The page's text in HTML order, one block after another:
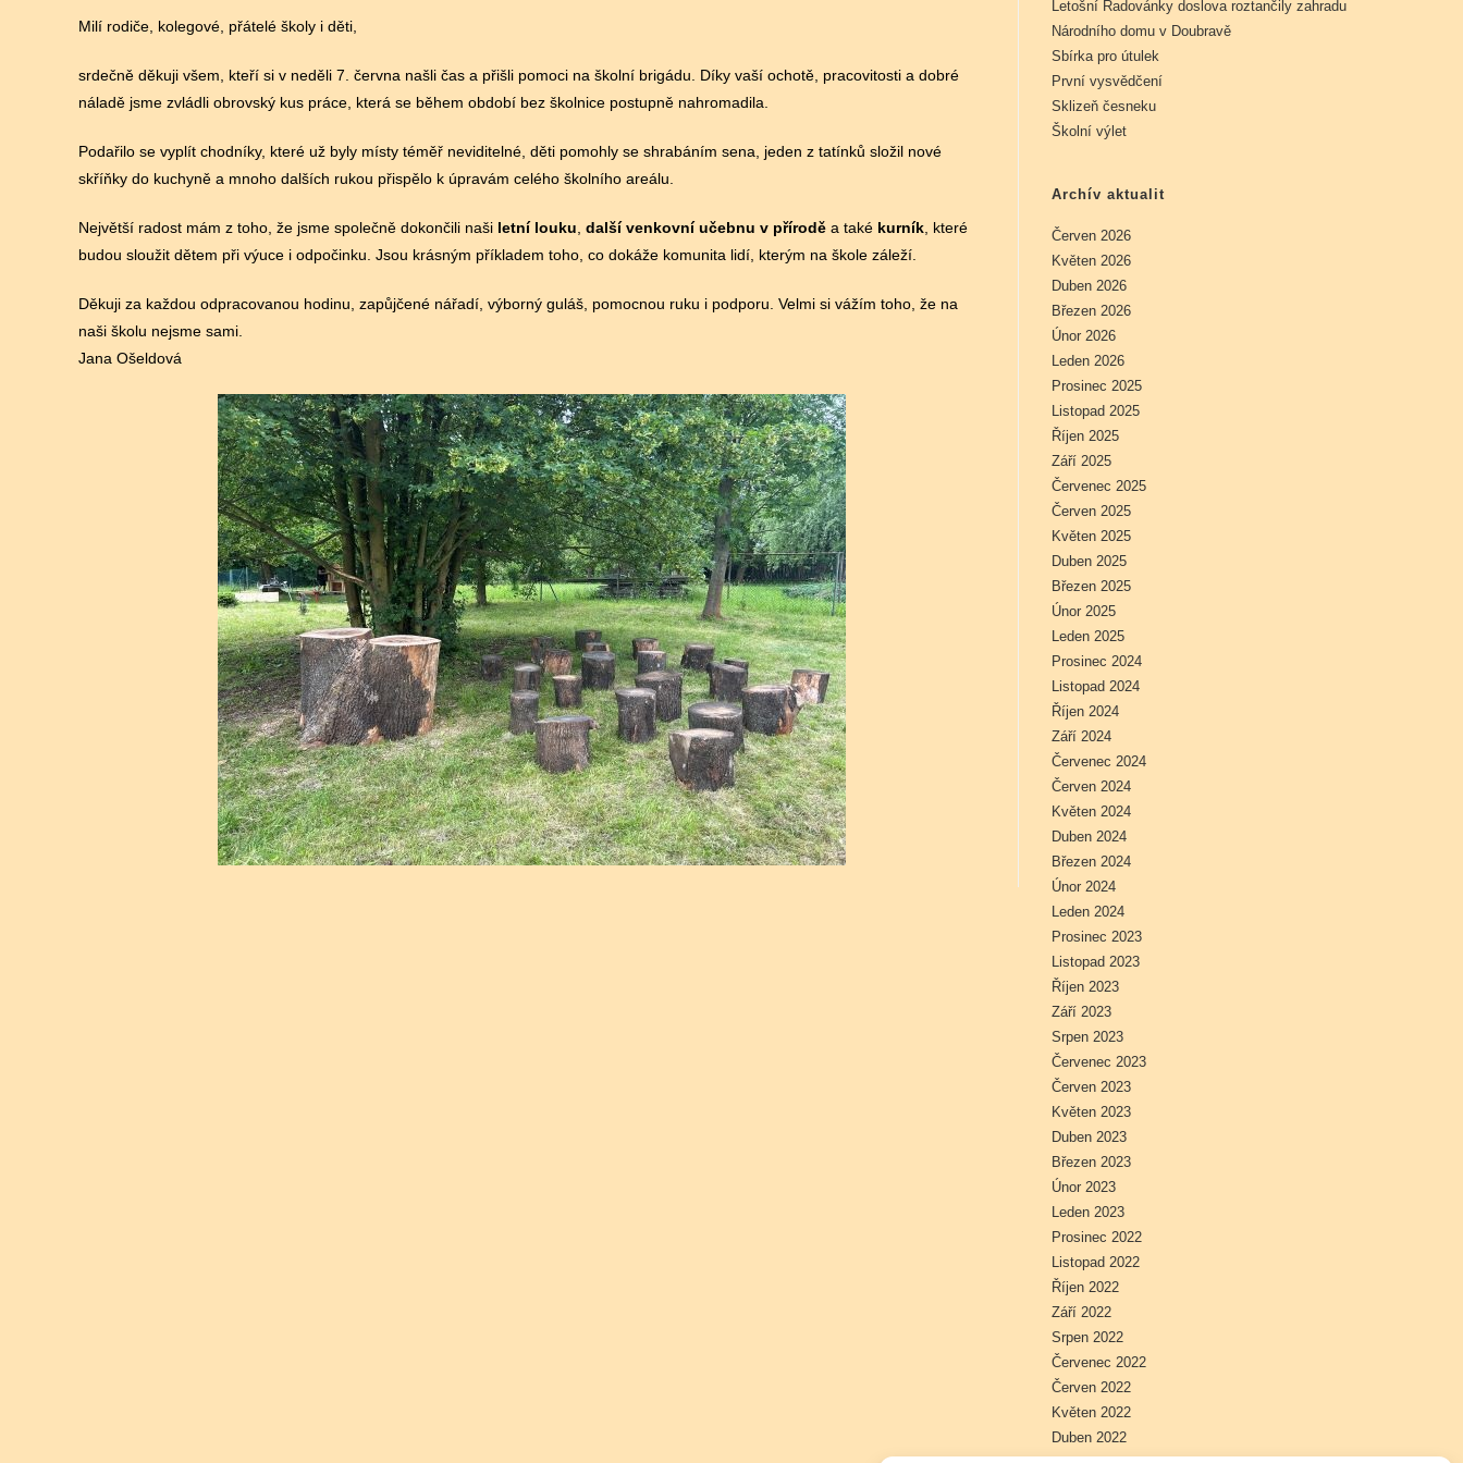
Milí rodiče, kolegové, přátelé školy i děti,
srdečně děkuji všem, kteří si v neděli 7. června našli čas a přišli pomoci na školní brigádu. Díky vaší ochotě, pracovitosti a dobré
náladě jsme zvládli obrovský kus práce, která se během období bez školnice postupně nahromadila.
Podařilo se vyplít chodníky, které už byly místy téměř neviditelné, děti pomohly se shrabáním sena, jeden z tatínků složil nové
skříňky do kuchyně a mnoho dalších rukou přispělo k úpravám celého školního areálu.
Největší radost mám z toho, že jsme společně dokončili naši letní louku další venkovní učebnu v přírodě a také kurník , které
budou sloužit dětem při výuce i odpočinku. Jsou krásným příkladem toho, co dokáže komunita lidí, kterým na škole záleží.
Děkuji za každou odpracovanou hodinu, zapůjčené nářadí, výborný guláš, pomocnou ruku i podporu. Velmi si vážím toho, že na
naši školu nejsme sami.
Jana Ošeldová
Letošní Radovánky doslova roztančily zahradu
Národního domu v Doubravě
Sbírka pro útulek
První vysvědčení
Sklizeň česneku
Školní výlet
Archív aktualit
Červen 2026
Květen 2026
Duben 2026
Březen 2026
Únor 2026
Leden 2026
Prosinec 2025
Listopad 2025
Říjen 2025
Září 2025
Červenec 2025
Červen 2025
Květen 2025
Duben 2025
Březen 2025
Únor 2025
Leden 2025
Prosinec 2024
Listopad 2024
Říjen 2024
Září 2024
Červenec 2024
Červen 2024
Květen 2024
Duben 2024
Březen 2024
Únor 2024
Leden 2024
Prosinec 2023
Listopad 2023
Říjen 2023
Září 2023
Srpen 2023
Červenec 2023
Červen 2023
Květen 2023
Duben 2023
Březen 2023
Únor 2023
Leden 2023
Prosinec 2022
Listopad 2022
Říjen 2022
Září 2022
Srpen 2022
Červenec 2022
Červen 2022
Květen 2022
Duben 2022